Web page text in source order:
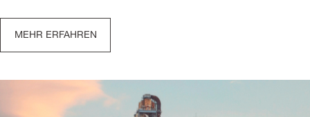
MEHR ERFAHREN